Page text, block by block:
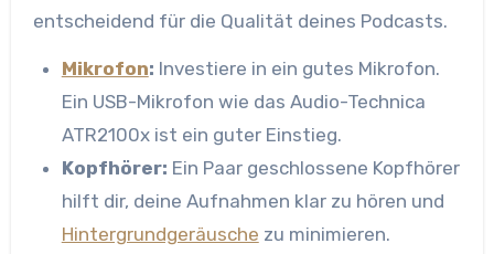
entscheidend für die Qualität deines Podcasts.
Mikrofon: Investiere in ein gutes Mikrofon.
Ein USB-Mikrofon wie das Audio-Technica
ATR2100x ist ein guter Einstieg.
Kopfhörer: Ein Paar geschlossene Kopfhörer
hilft dir, deine Aufnahmen klar zu hören und
Hintergrundgeräusche zu minimieren.